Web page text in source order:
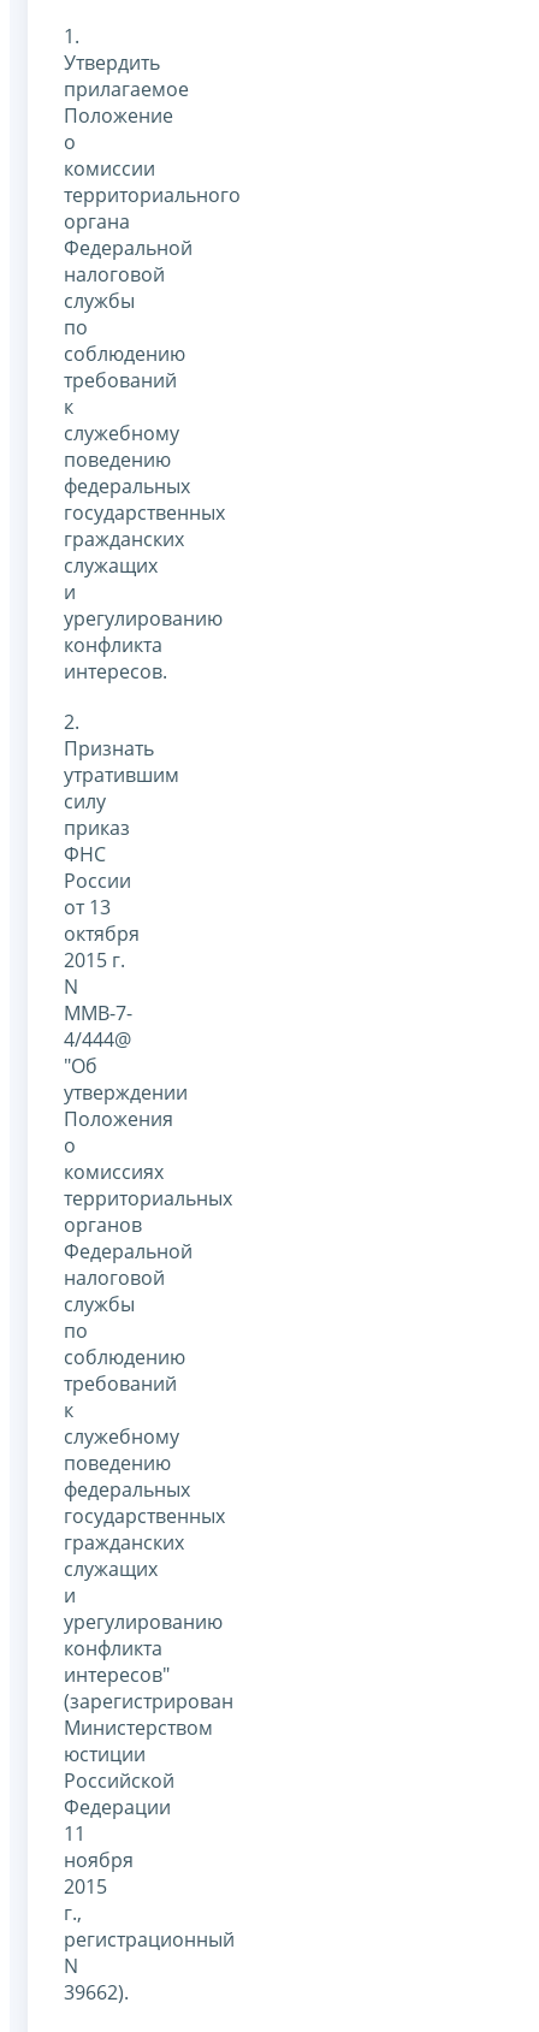
1.
Утвердить
прилагаемое
Положение
о
комиссии
территориального
органа
Федеральной
налоговой
службы
по
соблюдению
требований
к
служебному
поведению
федеральных
государственных
гражданских
служащих
и
урегулированию
конфликта
интересов.
2.
Признать
утратившим
силу
приказ
ФНС
России
от 13
октября
2015 г.
N
ММВ-7-
4/444@
"Об
утверждении
Положения
о
комиссиях
территориальных
органов
Федеральной
налоговой
службы
по
соблюдению
требований
к
служебному
поведению
федеральных
государственных
гражданских
служащих
и
урегулированию
конфликта
интересов"
(зарегистрирован
Министерством
юстиции
Российской
Федерации
11
ноября
2015
г.,
регистрационный
N
39662).